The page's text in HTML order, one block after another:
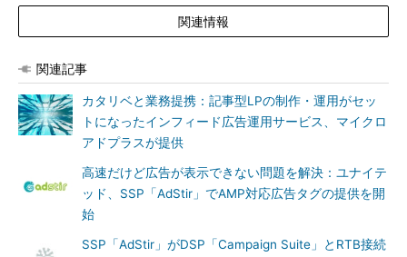
関連情報
関連記事
カタリベと業務提携：記事型LPの制作・運用がセッ
トになったインフィード広告運用サービス、マイクロ
アドプラスが提供
高速だけど広告が表示できない問題を解決：ユナイテ
ッド、SSP「AdStir」でAMP対応広告タグの提供を開
始
SSP「AdStir」がDSP「Campaign Suite」とRTB接続